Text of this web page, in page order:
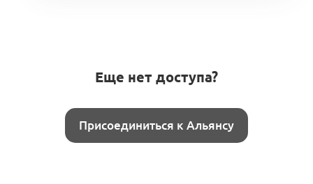
Еще нет доступа?
Присоединиться к Альянсу